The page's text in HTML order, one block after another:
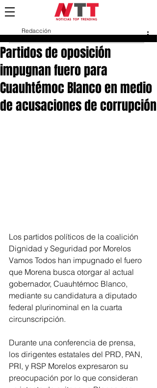
Partidos de oposición
impugnan fuero para
Cuauhtémoc Blanco en medio
de acusaciones de corrupción
Redacción
Los partidos políticos de la coalición
Dignidad y Seguridad por Morelos
Vamos Todos han impugnado el fuero
que Morena busca otorgar al actual
gobernador, Cuauhtémoc Blanco,
mediante su candidatura a diputado
federal plurinominal en la cuarta
circunscripción.
Durante una conferencia de prensa,
los dirigentes estatales del PRD, PAN,
PRI, y RSP Morelos expresaron su
preocupación por lo que consideran